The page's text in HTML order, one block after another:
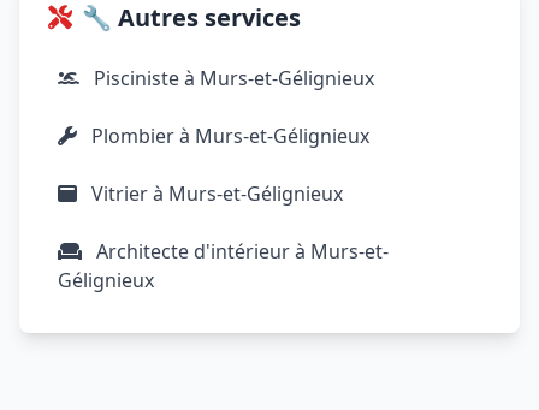
🔧 Autres services
Pisciniste à Murs-et-Gélignieux
Plombier à Murs-et-Gélignieux
Vitrier à Murs-et-Gélignieux
Architecte d'intérieur à Murs-et-
Gélignieux